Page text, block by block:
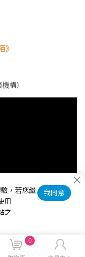
構）
，若您繼
用
之
我同意
0